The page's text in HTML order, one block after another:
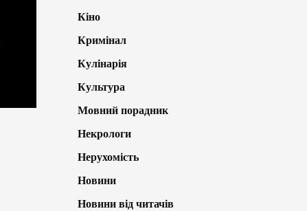
Кіно
Кримінал
Кулінарія
Культура
Мовний порадник
Некрологи
Нерухомість
Новини
Новини від читачів